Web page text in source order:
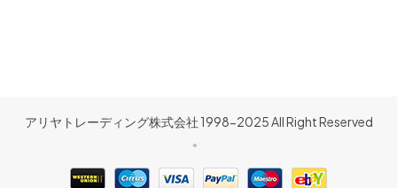
アリヤトレーディング株式会社 1998-2025 All Right Reserved
。